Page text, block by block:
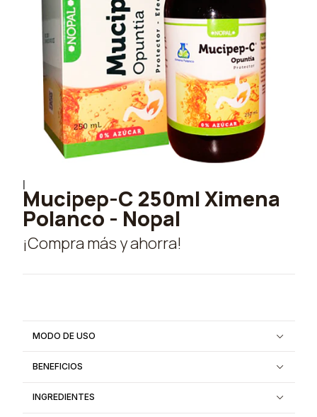
Mucipep-C 250ml Ximena
Polanco - Nopal
¡Compra más y ahorra!
MODO DE USO
BENEFICIOS
INGREDIENTES